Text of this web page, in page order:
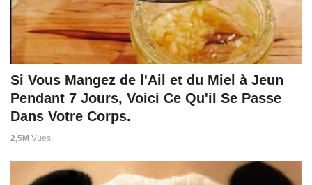
Si Vous Mangez de l'Ail et du Miel à Jeun
Pendant 7 Jours, Voici Ce Qu'il Se Passe
Dans Votre Corps.
2,5M Vues